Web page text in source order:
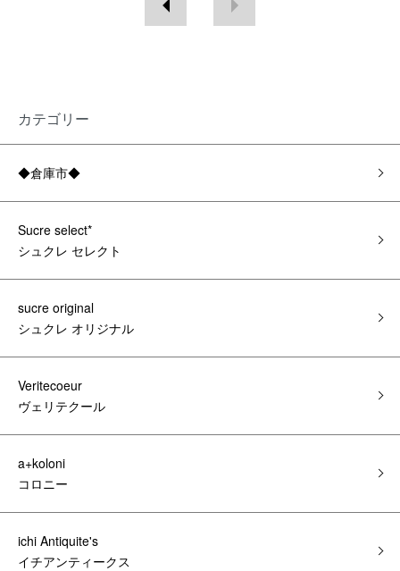
カテゴリー
◆倉庫市◆
Sucre select*
シュクレ セレクト
sucre original
シュクレ オリジナル
Veritecoeur
ヴェリテクール
a+koloni
コロニー
ichi Antiquite's
イチアンティークス